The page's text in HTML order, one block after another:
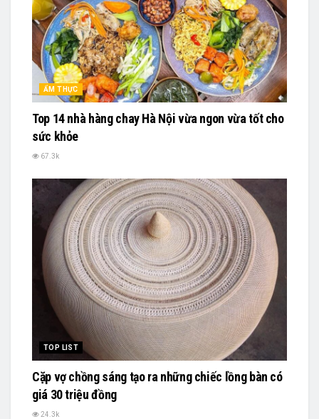
ẨM THỰC
Top 14 nhà hàng chay Hà Nội vừa ngon vừa tốt cho
sức khỏe
67.3k
TOP LIST
Cặp vợ chồng sáng tạo ra những chiếc lồng bàn có
giá 30 triệu đồng
24.3k